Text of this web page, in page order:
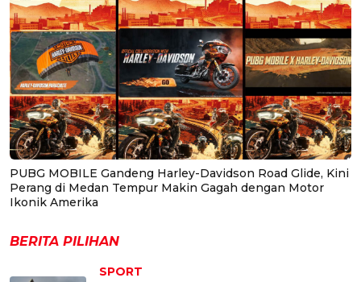
PUBG MOBILE Gandeng Harley-Davidson Road Glide, Kini
Perang di Medan Tempur Makin Gagah dengan Motor
Ikonik Amerika
BERITA PILIHAN
SPORT